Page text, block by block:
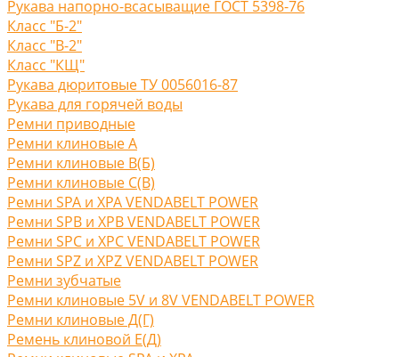
Рукава напорно-всасыващие ГОСТ 5398-76
Класс "Б-2"
Класс "В-2"
Класс "КЩ"
Рукава дюритовые ТУ 0056016-87
Рукава для горячей воды
Ремни приводные
Ремни клиновые A
Ремни клиновые В(Б)
Ремни клиновые С(B)
Ремни SPA и XPA VENDABELT POWER
Ремни SPB и XPB VENDABELT POWER
Ремни SPC и XPC VENDABELT POWER
Ремни SPZ и XPZ VENDABELT POWER
Ремни зубчатые
Ремни клиновые 5V и 8V VENDABELT POWER
Ремни клиновые Д(Г)
Ремень клиновой Е(Д)